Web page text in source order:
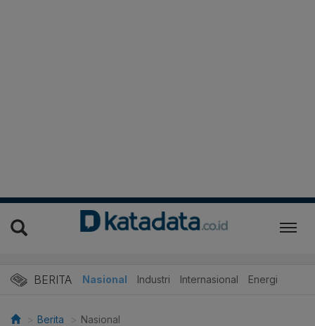
BERITA Nasional Industri Internasional Energi
Berita Nasional